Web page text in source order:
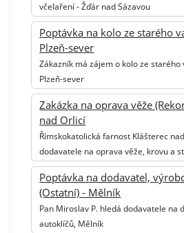
včelaření - Žďár nad Sázavou
Poptávka na kolo ze starého
Plzeň-sever
Zákazník má zájem o kolo ze starého
Plzeň-sever
Zakázka na oprava věže
nad Orlicí
Římskokatolická farnost Klášterec
dodavatele na oprava věže, krovu a
Poptávka na dodavatel,
(Ostatní) - Mělník
Pan Miroslav P. hledá dodavatele na
autoklíčů, Mělník